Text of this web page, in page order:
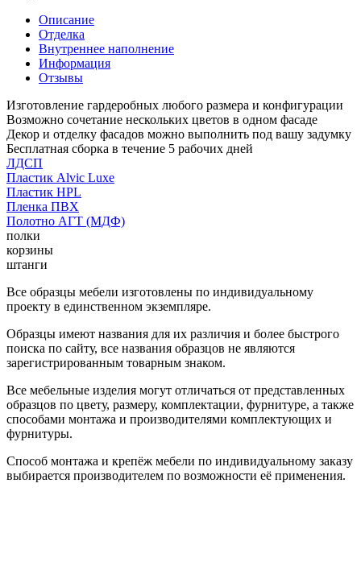
Описание
Отделка
Внутреннее наполнение
Информация
Отзывы
Изготовление гардеробных любого размера и конфигурации
Возможно сочетание нескольких цветов в одном фасаде
Декор и отделку фасадов можно выполнить под вашу задумку
Бесплатная сборка в течение 5 рабочих дней
ЛДСП
Пластик Alvic Luxe
Пластик HPL
Пленка ПВХ
Полотно АГТ (МДФ)
полки
корзины
штанги
Все образцы мебели изготовлены по индивидуальному
проекту в единственном экземпляре.
Образцы имеют названия для их различия и более быстрого
поиска по сайту, все названия образцов не являются
зарегистрированным товарным знаком.
Все мебельные изделия могут отличаться от представленных
образцов по цвету, размеру, комплектации, фурнитуре, а также
способами монтажа и производителями комплектующих и
фурнитуры.
Способ монтажа и крепёж мебели по индивидуальному заказу
выбирается производителем по возможности её применения.